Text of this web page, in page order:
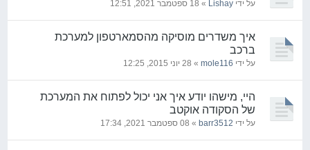
על ידיLishay » 18 ספטמבר 2021, 12:51
איך משדרים מוסיקה מהסמארטפון למערכת
ברכב
על ידי mole116 » 28 יוני 2015, 12:25
היי, מישהו יודע איך אני יכול לפתוח את המערכת
של הסקודה אוקטב
על ידי barr3512 » 08 ספטמבר 2021, 17:34